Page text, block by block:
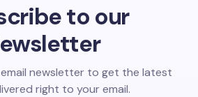
to our
newsletter to get the latest
right to your email.